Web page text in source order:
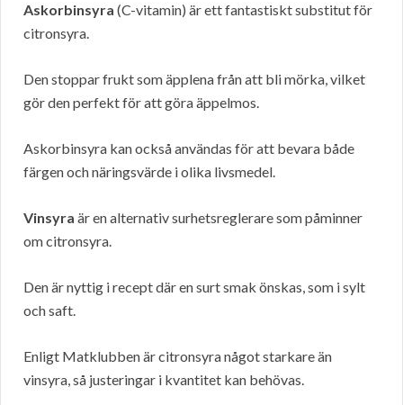
Askorbinsyra (C-vitamin) är ett fantastiskt substitut för
citronsyra.
Den stoppar frukt som äpplena från att bli mörka, vilket
gör den perfekt för att göra äppelmos.
Askorbinsyra kan också användas för att bevara både
färgen och näringsvärde i olika livsmedel.
Vinsyra är en alternativ surhetsreglerare som påminner
om citronsyra.
Den är nyttig i recept där en surt smak önskas, som i sylt
och saft.
Enligt Matklubben är citronsyra något starkare än
vinsyra, så justeringar i kvantitet kan behövas.